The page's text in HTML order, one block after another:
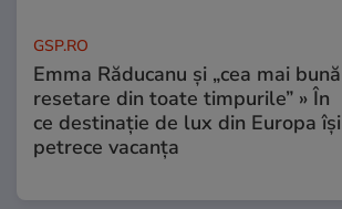
GSP.RO
Emma Răducanu și „cea mai bună
resetare din toate timpurile” » În
ce destinație de lux din Europa își
petrece vacanța